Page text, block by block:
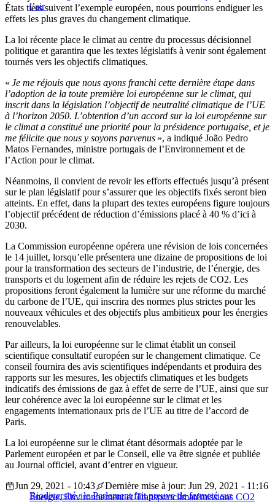
l’air
États tiers suivent l’exemple européen, nous pourrions endiguer les
effets les plus graves du changement climatique.
La loi récente place le climat au centre du processus décisionnel
politique et garantira que les textes législatifs à venir sont également
tournés vers les objectifs climatiques.
« Je me réjouis que nous ayons franchi cette dernière étape dans
l’adoption de la toute première loi européenne sur le climat, qui
inscrit dans la législation l’objectif de neutralité climatique de l’UE
à l’horizon 2050. L’obtention d’un accord sur la loi européenne sur
le climat a constitué une priorité pour la présidence portugaise, et je
me félicite que nous y soyons parvenus », a indiqué João Pedro
Matos Fernandes, ministre portugais de l’Environnement et de
l’Action pour le climat.
Néanmoins, il convient de revoir les efforts effectués jusqu’à présent
sur le plan législatif pour s’assurer que les objectifs fixés seront bien
atteints. En effet, dans la plupart des textes européens figure toujours
l’objectif précédent de réduction d’émissions placé à 40 % d’ici à
2030.
La Commission européenne opérera une révision de lois concernées
le 14 juillet, lorsqu’elle présentera une dizaine de propositions de loi
pour la transformation des secteurs de l’industrie, de l’énergie, des
transports et du logement afin de réduire les rejets de CO2. Les
propositions feront également la lumière sur une réforme du marché
du carbone de l’UE, qui inscrira des normes plus strictes pour les
nouveaux véhicules et des objectifs plus ambitieux pour les énergies
renouvelables.
Par ailleurs, la loi européenne sur le climat établit un conseil
scientifique consultatif européen sur le changement climatique. Ce
conseil fournira des avis scientifiques indépendants et produira des
rapports sur les mesures, les objectifs climatiques et les budgets
indicatifs des émissions de gaz à effet de serre de l’UE, ainsi que sur
leur cohérence avec la loi européenne sur le climat et les
engagements internationaux pris de l’UE au titre de l’accord de
Paris.
La loi européenne sur le climat étant désormais adoptée par le
Parlement européen et par le Conseil, elle va être signée et publiée
au Journal officiel, avant d’entrer en vigueur.
Biodiversité : le Parlement fait preuve de fermeté sur
Jun 29, 2021 - 10:43
Dernière mise à jour: Jun 29, 2021 - 11:16
Energie, Environnement et Transportclimatémissions CO2